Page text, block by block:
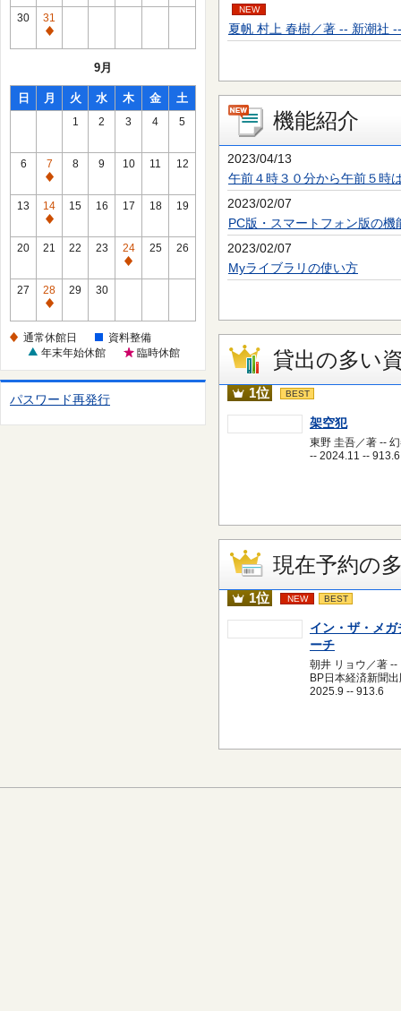
館
日
常
休
館
30
31
通
館
日
9月
日 月 火 水 木 金 土
1 2 3 4 5
6
7
通
常
休
館
8 9 10 11 12
13
14
通
常
館
日
15 16 17 18 19
20 21 22 23
24
通
館
日
25 26
27
28
通
休
日
29 30
通常休館日
資料整備
年末年始休館
臨時休館
パスワード再発行
NEW
夏帆 村上 春樹／著 -- 新潮社
機能紹介
2023/04/13
午前４時３０分から午前５時
2023/02/07
PC版・スマートフォン版の機
2023/02/07
Myライブラリの使い方
貸出の多い
1位 BEST
架空犯
東野 圭吾／著 --
-- 2024.11 -- 913.6
現在予約の
1位 NEW BEST
イン・ザ・メガ
ーチ
朝井 リョウ／著 --
BP日本経済新聞
2025.9 -- 913.6